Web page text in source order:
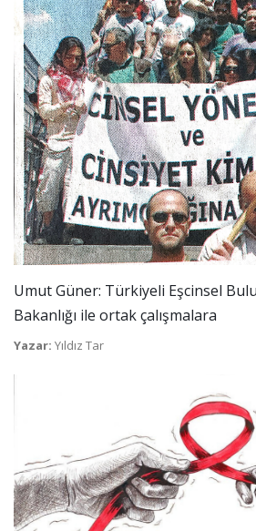
Umut Güner: Türkiyeli Eşcinsel
Bakanlığı ile ortak çalışmalara
Yazar: Yıldız Tar